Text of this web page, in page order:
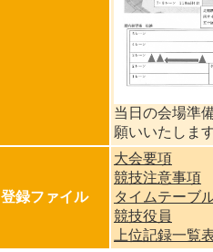
当日の会場準
願いいたしま
登録ファイル
大会要項
競技注意事項
タイムテーブ
競技役員
上位記録一覧